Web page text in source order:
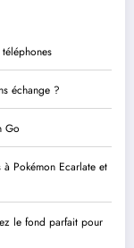
échange ?
Go
Pokémon Ecarlate et
le fond parfait pour